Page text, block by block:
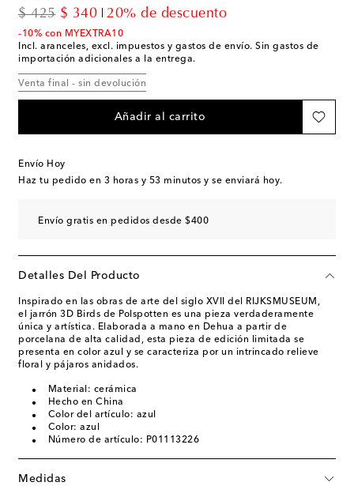
$ 425
original price
$ 340
discount price20% de descuento
-10% con MYEXTRA10
Incl. aranceles, excl. impuestos y gastos de envío. Sin gastos de
importación adicionales a la entrega.
Venta final - sin devolución
Añadir al carrito
Envío Hoy
Haz tu pedido en 3 horas y 53 minutos y se enviará hoy.
Envío gratis en pedidos desde $400
Detalles Del Producto
Inspirado en las obras de arte del siglo XVII del RIJKSMUSEUM,
el jarrón 3D Birds de Polspotten es una pieza verdaderamente
única y artística. Elaborada a mano en Dehua a partir de
porcelana de alta calidad, esta pieza de edición limitada se
presenta en color azul y se caracteriza por un intrincado relieve
floral y pájaros anidados.
Material: cerámica
Hecho en China
Color del artículo: azul
Color: azul
Número de artículo: P01113226
Medidas